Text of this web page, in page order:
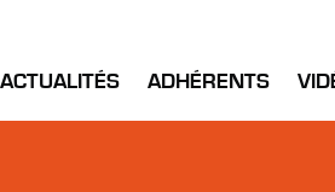
ACTUALITÉS ADHÉRENTS